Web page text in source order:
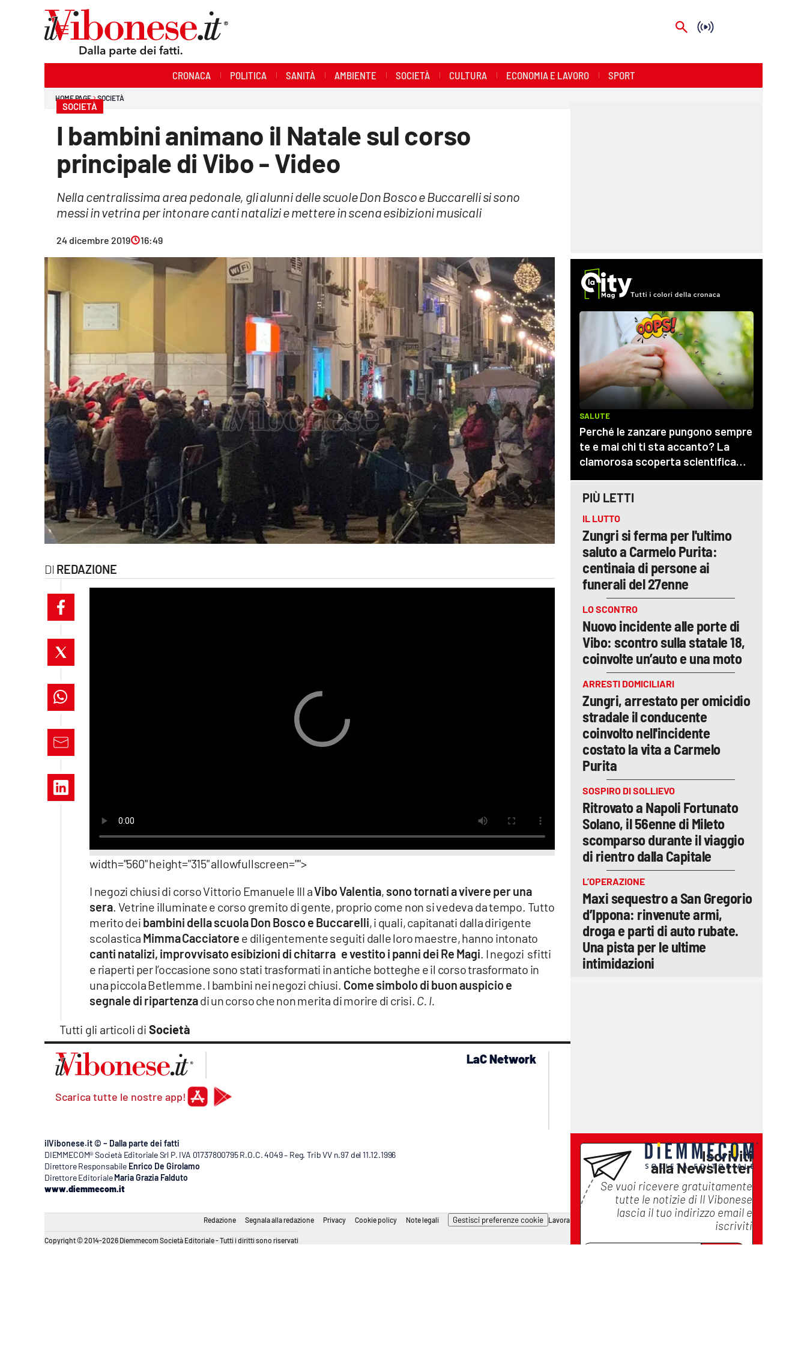
Streaming
Lac Network
lacitymag.it
cosenzachannel.it
ilvibonese.it
catanzarochannel.it
lacapitalenews.it
CRONACA POLITICA SANITÀ AMBIENTE SOCIETÀ CULTURA ECONOMIA E LAVORO SPORT
HOME PAGE SOCIETÀ
SOCIETÀ
I bambini animano il Natale sul corso
principale di Vibo - Video
Nella centralissima area pedonale, gli alunni delle scuole Don Bosco e Buccarelli si sono
messi in vetrina per intonare canti natalizi e mettere in scena esibizioni musicali
24 dicembre 2019 16:49
REDAZIONE
Tutti gli articoli di Società
width="560" height="315" allowfullscreen="">
I negozi chiusi di corso Vittorio Emanuele III aVibo Valentia, sono tornati a vivere per una
sera. Vetrine illuminate e corso gremito di gente, proprio come non si vedeva da tempo. Tutto
merito dei bambini della scuola Don Bosco e Buccarelli, i quali, capitanati dalla dirigente
scolastica MimmaCacciatore e diligentemente seguiti dalle loro maestre, hanno intonato
canti natalizi, improvvisato esibizioni di chitarra e vestito i panni dei Re Magi. I negozi sfitti
e riaperti per l’occasione sono stati trasformati in antiche botteghe e il corso trasformato in
una piccola Betlemme. I bambini nei negozi chiusi. Come simbolo di buon auspicio e
segnale di ripartenzadi un corso che non merita di morire di crisi. C. I.
PIÙ LETTI
IL LUTTO
Zungri si ferma per l'ultimo
saluto a Carmelo Purita:
centinaia di persone ai
funerali del 27enne
LO SCONTRO
Nuovo incidente alle porte di
Vibo: scontro sulla statale 18,
coinvolte un’auto e una moto
ARRESTI DOMICILIARI
Zungri, arrestato per omicidio
stradale il conducente
coinvolto nell'incidente
costato la vita a Carmelo
Purita
SOSPIRO DI SOLLIEVO
Ritrovato a Napoli Fortunato
Solano, il 56enne di Mileto
scomparso durante il viaggio
di rientro dalla Capitale
L’OPERAZIONE
Maxi sequestro a San Gregorio
d’Ippona: rinvenute armi,
droga e parti di auto rubate.
Una pista per le ultime
intimidazioni
Iscriviti
alla Newsletter
Se vuoi ricevere gratuitamente
tutte le notizie di Il Vibonese
lascia il tuo indirizzo email e
iscriviti
Scarica tutte le nostre app!
LaC Network
ilVibonese.it © – Dalla parte dei fatti
DIEMMECOM® Società Editoriale Srl P. IVA 01737800795 R.O.C. 4049 – Reg. Trib VV n.97 del 11.12.1996
Direttore Responsabile Enrico De Girolamo
Direttore Editoriale Maria Grazia Falduto
www.diemmecom.it
Redazione Segnala alla redazione Privacy Cookie policy Note legali Gestisci preferenze cookie Lavora con noi
Copyright © 2014-2026 Diemmecom Società Editoriale - Tutti i diritti sono riservati